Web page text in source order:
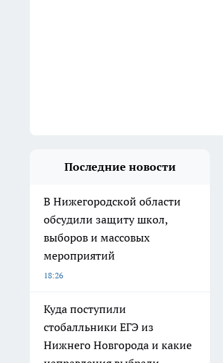
Последние новости
В Нижегородской области
обсудили защиту школ,
выборов и массовых
мероприятий
18:26
Куда поступили
стобалльники ЕГЭ из
Нижнего Новгорода и какие